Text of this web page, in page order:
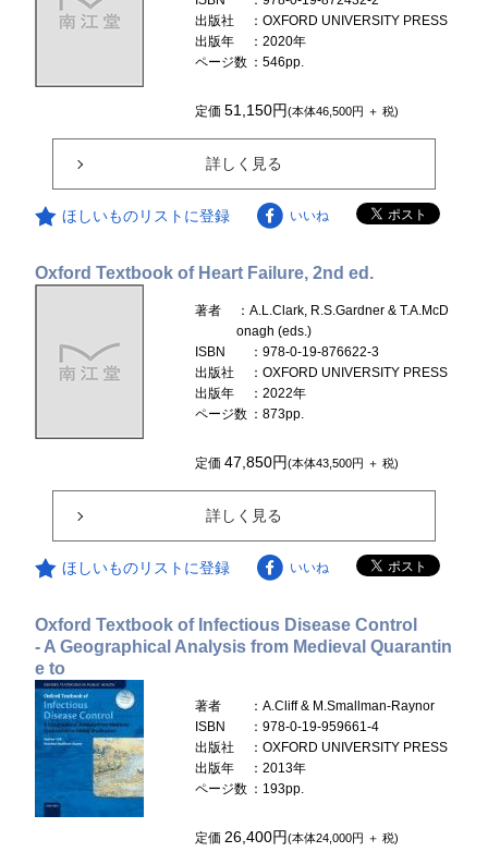
出版社
：OXFORD UNIVERSITY PRESS
出版年
：2020年
ページ数 ：546pp.
定価51,150円(本体46,500円 ＋ 税)
詳しく見る
ほしいものリストに登録 いいね
Oxford Textbook of Heart Failure, 2nd ed.
著者
：A.L.Clark, R.S.Gardner & T.A.McD
onagh (eds.)
ISBN
：978-0-19-876622-3
出版社
：OXFORD UNIVERSITY PRESS
出版年
：2022年
ページ数 ：873pp.
定価47,850円(本体43,500円 ＋ 税)
詳しく見る
ほしいものリストに登録 いいね
Oxford Textbook of Infectious Disease Control
- A Geographical Analysis from Medieval Quarantin
e to
著者
：A.Cliff & M.Smallman-Raynor
ISBN
：978-0-19-959661-4
出版社
：OXFORD UNIVERSITY PRESS
出版年
：2013年
ページ数 ：193pp.
定価 26,400円(本体24,000円 ＋ 税)